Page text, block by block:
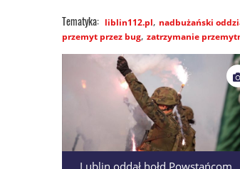
liblin112.pl nadbużański
przemyt przez bug zatrzymanie
Lublin oddał hołd Powstańcom